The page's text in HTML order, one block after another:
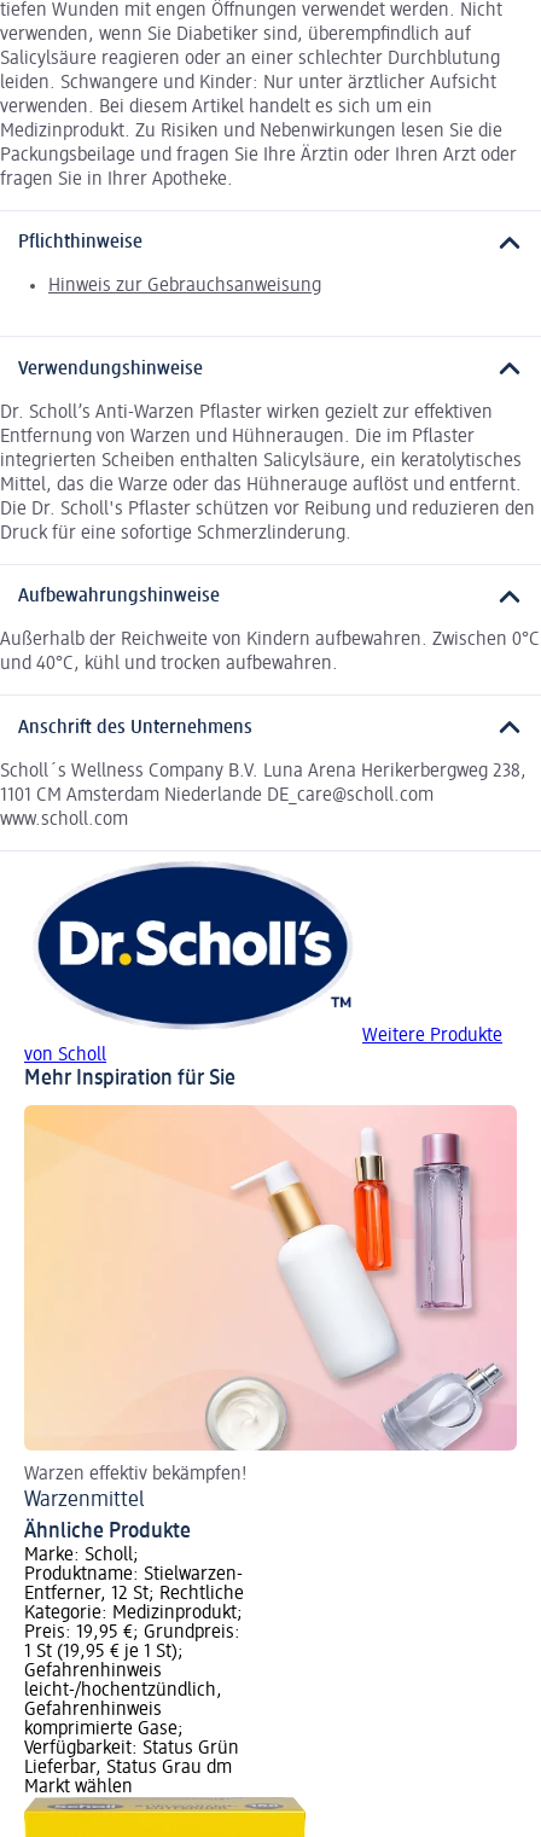
tiefen Wunden mit engen Öffnungen verwendet werden. Nicht
verwenden, wenn Sie Diabetiker sind, überempfindlich auf
Salicylsäure reagieren oder an einer schlechter Durchblutung
leiden. Schwangere und Kinder: Nur unter ärztlicher Aufsicht
verwenden. Bei diesem Artikel handelt es sich um ein
Medizinprodukt. Zu Risiken und Nebenwirkungen lesen Sie die
Packungsbeilage und fragen Sie Ihre Ärztin oder Ihren Arzt oder
fragen Sie in Ihrer Apotheke.
Pflichthinweise
Hinweis zur Gebrauchsanweisung
Verwendungshinweise
Dr. Scholl’s Anti-Warzen Pflaster wirken gezielt zur effektiven
Entfernung von Warzen und Hühneraugen. Die im Pflaster
integrierten Scheiben enthalten Salicylsäure, ein keratolytisches
Mittel, das die Warze oder das Hühnerauge auflöst und entfernt.
Die Dr. Scholl's Pflaster schützen vor Reibung und reduzieren den
Druck für eine sofortige Schmerzlinderung.
Aufbewahrungshinweise
Außerhalb der Reichweite von Kindern aufbewahren. Zwischen 0°C
und 40°C, kühl und trocken aufbewahren.
Anschrift des Unternehmens
Scholl´s Wellness Company B.V. Luna Arena Herikerbergweg 238,
1101 CM Amsterdam Niederlande DE_care@scholl.com
www.scholl.com
Weitere Produkte
von Scholl
Mehr Inspiration für Sie
Warzen effektiv bekämpfen!
Warzenmittel
Ähnliche Produkte
Marke: Scholl;
Produktname: Stielwarzen-
Entferner, 12 St; Rechtliche
Kategorie: Medizinprodukt;
Preis: 19,95 €; Grundpreis:
1 St (19,95 € je 1 St);
Gefahrenhinweis
leicht-/hochentzündlich,
Gefahrenhinweis
komprimierte Gase;
Verfügbarkeit: Status Grün
Lieferbar, Status Grau dm
Markt wählen